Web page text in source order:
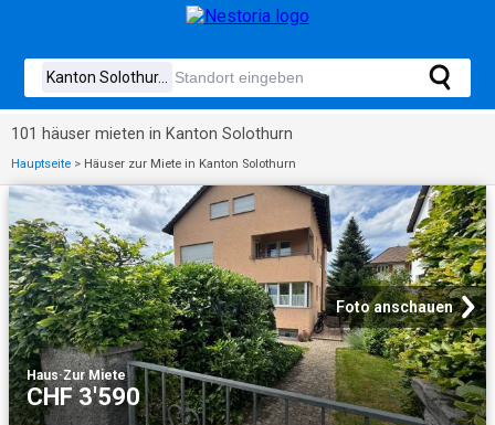
101 häuser mieten in Kanton Solothurn
Hauptseite > Häuser zur Miete in Kanton Solothurn
Foto anschauen
Haus·Zur Miete
CHF 3'590